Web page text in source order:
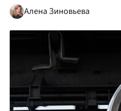
Алена Зиновьева